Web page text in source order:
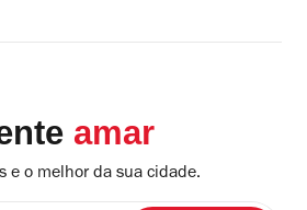
amar
e o melhor da sua cidade.